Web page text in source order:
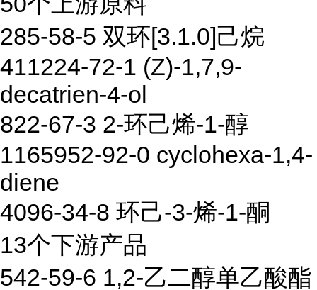
285-58-5 双环[3.1.0]己烷
411224-72-1 (Z)-1,7,9-
decatrien-4-ol
822-67-3 2-环己烯-1-醇
1165952-92-0 cyclohexa-1,4-
diene
4096-34-8 环己-3-烯-1-酮
13个下游产品
542-59-6 1,2-乙二醇单乙酸酯